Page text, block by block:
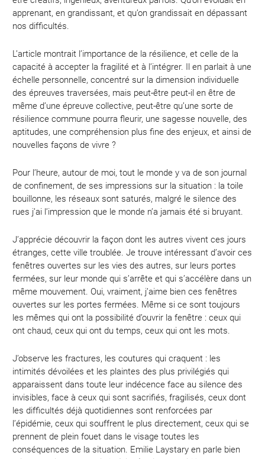
apprenant, en grandissant, et qu’on grandissait en dépassant
nos difficultés.
L’article montrait l’importance de la résilience, et celle de la
capacité à accepter la fragilité et à l’intégrer. Il en parlait à une
échelle personnelle, concentré sur la dimension individuelle
des épreuves traversées, mais peut-être peut-il en être de
même d’une épreuve collective, peut-être qu’une sorte de
résilience commune pourra fleurir, une sagesse nouvelle, des
aptitudes, une compréhension plus fine des enjeux, et ainsi de
nouvelles façons de vivre ?
Pour l’heure, autour de moi, tout le monde y va de son journal
de confinement, de ses impressions sur la situation : la toile
bouillonne, les réseaux sont saturés, malgré le silence des
rues j’ai l’impression que le monde n’a jamais été si bruyant.
J’apprécie découvrir la façon dont les autres vivent ces jours
étranges, cette ville troublée. Je trouve intéressant d’avoir ces
fenêtres ouvertes sur les vies des autres, sur leurs portes
fermées, sur leur monde qui s’arrête et qui s’accélère dans un
même mouvement. Oui, vraiment, j’aime bien ces fenêtres
ouvertes sur les portes fermées. Même si ce sont toujours
les mêmes qui ont la possibilité d’ouvrir la fenêtre : ceux qui
ont chaud, ceux qui ont du temps, ceux qui ont les mots.
J’observe les fractures, les coutures qui craquent : les
intimités dévoilées et les plaintes des plus privilégiés qui
apparaissent dans toute leur indécence face au silence des
invisibles, face à ceux qui sont sacrifiés, fragilisés, ceux dont
les difficultés déjà quotidiennes sont renforcées par
l’épidémie, ceux qui souffrent le plus directement, ceux qui se
prennent de plein fouet dans le visage toutes les
conséquences de la situation. Emilie Laystary en parle bien